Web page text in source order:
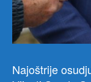
Najoštrije